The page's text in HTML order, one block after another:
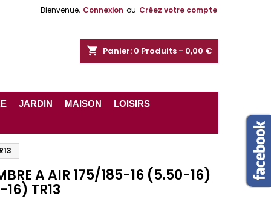
Bienvenue, Connexion ou Créez votre compte
shopping_cart Panier: 0 Produits - 0,00 €
JARDIN MAISON
LOISIRS
A AIR 175/185-16 (5.50-16)
TR13